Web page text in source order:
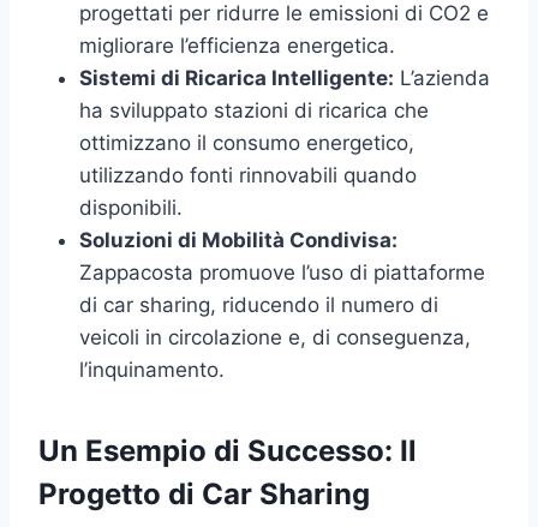
progettati per ridurre le emissioni di CO2 e
migliorare l’efficienza energetica.
Sistemi di Ricarica Intelligente: L’azienda
ha sviluppato stazioni di ricarica che
ottimizzano il consumo energetico,
utilizzando fonti rinnovabili quando
disponibili.
Soluzioni di Mobilità Condivisa:
Zappacosta promuove l’uso di piattaforme
di car sharing, riducendo il numero di
veicoli in circolazione e, di conseguenza,
l’inquinamento.
Un Esempio di Successo: Il
Progetto di Car Sharing